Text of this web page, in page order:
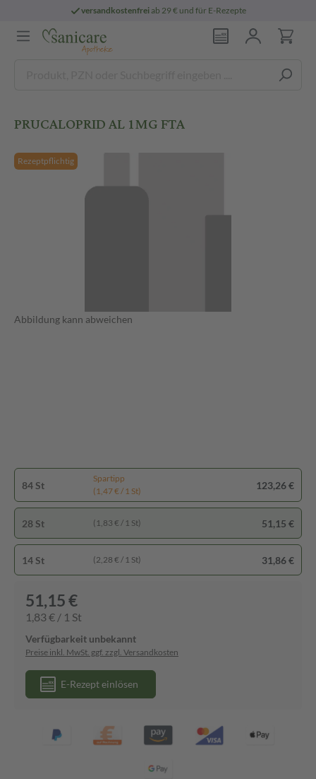
versandkostenfreiab 29 € und für E-Rezepte
PRUCALOPRID AL 1MG FTA
Rezeptpflichtig
Abbildung kann abweichen
84 St
Spartipp
(1,47 € / 1 St)
123,26 €
28 St (1,83 € / 1 St) 51,15 €
14 St (2,28 € / 1 St) 31,86 €
51,15 €
1,83 € / 1 St
Verfügbarkeit unbekannt
Preise inkl. MwSt. ggf. zzgl. Versandkosten
E-Rezept einlösen